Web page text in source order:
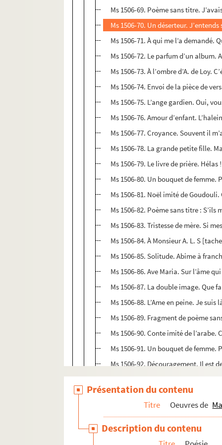
Ms 1506-69. Poème sans titre.
Ms 1506-70. Un déserteur.
Ms 1506-71. À qui me l’a demandé.
Ms 1506-72. Le parfum d’un
Ms 1506-73. À l’ombre d’A. de Loy.
Ms 1506-74. Envoi de la pièce de
Ms 1506-75. L’ange gardien. Oui,
Ms 1506-76. Amour d’enfant.
Ms 1506-77. Croyance. Souvent il
Ms 1506-78. La grande petite fille.
Ms 1506-79. Le livre de prière.
Ms 1506-80. Un bouquet de femme.
Ms 1506-81. Noël imité de
Ms 1506-82. Poème sans titre :
Ms 1506-83. Tristesse de mère. Si
Ms 1506-84. À Monsieur A. L. S
Ms 1506-85. Solitude. Abime à
Ms 1506-86. Ave Maria. Sur l’âme
Ms 1506-87. La double image. Que
Ms 1506-88. L’Ame en peine. Je
Ms 1506-89. Fragment de poème
Ms 1506-90. Conte imité de l’arabe.
Ms 1506-91. Un bouquet de femme.
Ms 1506-92. Découragement. Il est
Ms 1506-93. Pèlerinage. Pour aller
Ms 1506-94. Le mauvais songe.
Ms 1506-95. L’exil. Tyrolienne.
Ms 1506-96. La vie et la mort du
Ms 1506-97. Le retour du marin.
Présentation du contenu
Titre Oeuvres de
Description du contenu